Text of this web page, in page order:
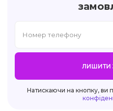
ЛИШИТИ
Натискаючи на кнопку, ви